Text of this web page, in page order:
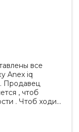
все
Anex iq
Продавец
. Чтоб ходить